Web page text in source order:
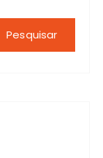
Pesquisar